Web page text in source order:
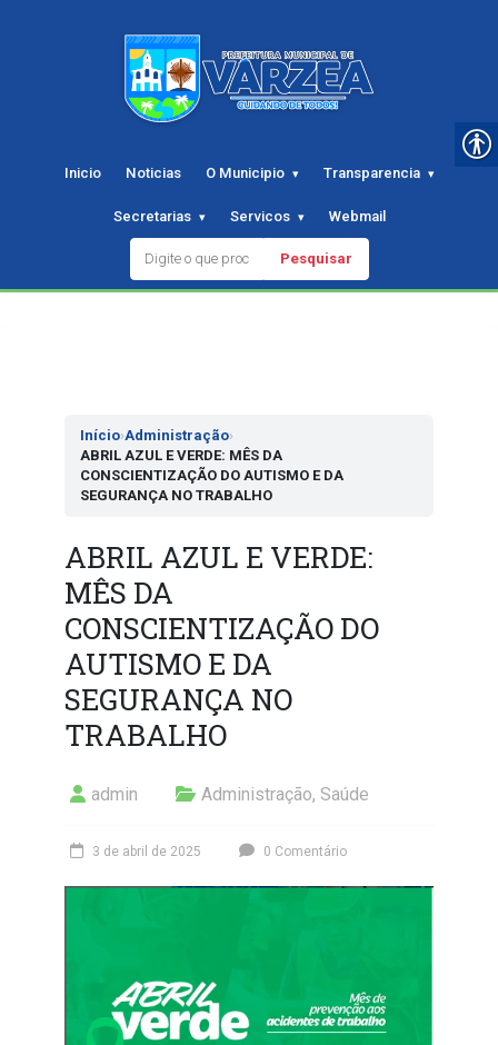
Inicio Noticias O Municipio Transparencia
Secretarias Servicos Webmail
Pesquisar
Início›Administração›
ABRIL AZUL E VERDE: MÊS DA
CONSCIENTIZAÇÃO DO AUTISMO E DA
SEGURANÇA NO TRABALHO
ABRIL AZUL E VERDE:
MÊS DA
CONSCIENTIZAÇÃO DO
AUTISMO E DA
SEGURANÇA NO
TRABALHO
admin Administração, Saúde
3 de abril de 2025 0 Comentário